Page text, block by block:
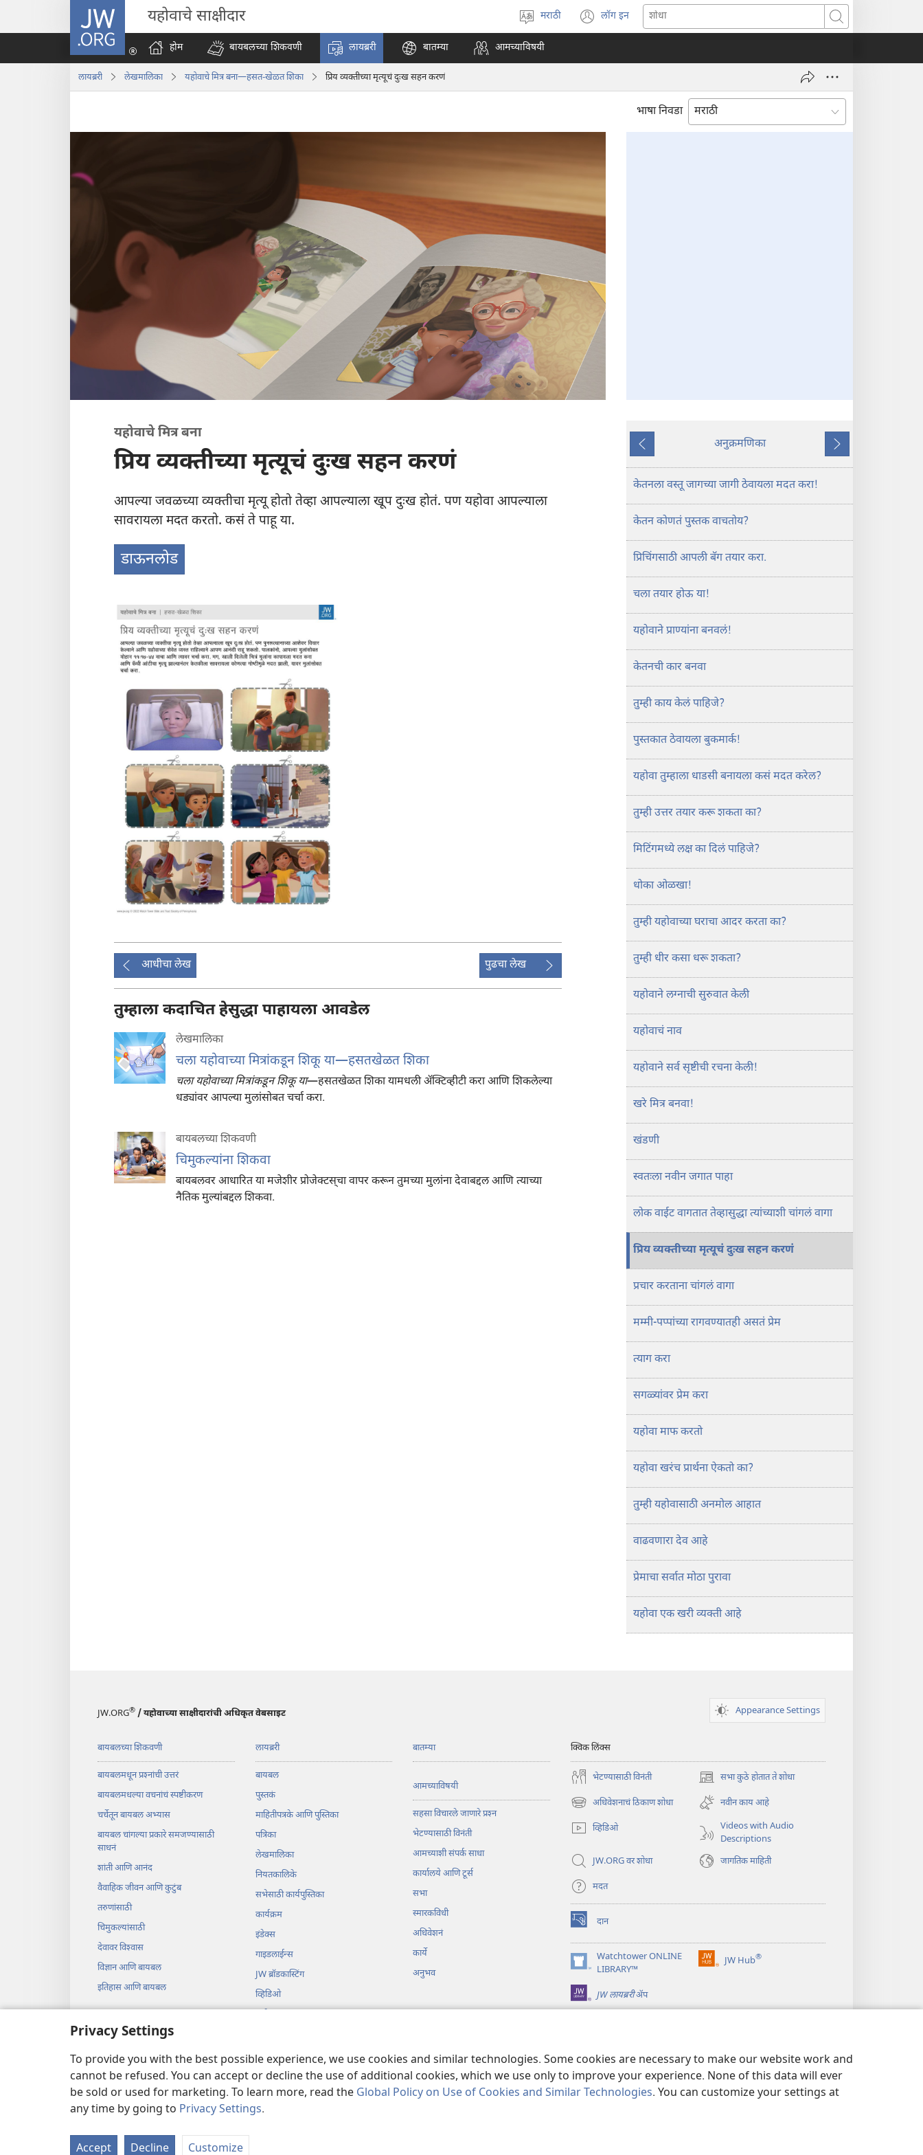
Privacy Settings
To provide you with the best possible experience, we use cookies and similar technologies. Some cookies are necessary to make our website work and
cannot be refused. You can accept or decline the use of additional cookies, which we use only to improve your experience. None of this data will ever
be sold or used for marketing. To learn more, read the Global Policy on Use of Cookies and Similar Technologies. You can customize your settings at
any time by going to Privacy Settings.
Accept Decline Customize
JW.ORG यहोवाचे साक्षीदार
निवडा
मराठी लॉग इन
(opens
new
शोधा
होम बायबलच्या शिकवणी लायब्ररी बातम्या आमच्याविषयी
लायब्ररी लेखमालिका यहोवाचे मित्र बना—हसत-खेळत शिका प्रिय व्यक्‍तीच्या मृत्यूचं दुःख सहन करणं
भाषा निवडा
यहोवाचे मित्र बना
प्रिय व्यक्‍तीच्या मृत्यूचं दुःख सहन करणं
आपल्या जवळच्या व्यक्‍तीचा मृत्यू होतो तेव्हा आपल्याला खूप दुःख होतं. पण यहोवा आपल्याला
सावरायला मदत करतो. कसं ते पाहू या.
डाऊनलोड
आधीचा लेख पुढचा लेख
तुम्हाला कदाचित हेसुद्धा पाहायला आवडेल
लेखमालिका
चला यहोवाच्या मित्रांकडून शिकू या​—हसतखेळत शिका
चला यहोवाच्या मित्रांकडून शिकू या—हसतखेळत शिका यामधली ॲक्टिव्हीटी करा आणि शिकलेल्या
धड्यांवर आपल्या मुलांसोबत चर्चा करा.
बायबलच्या शिकवणी
चिमुकल्यांना शिकवा
बायबलवर आधारित या मजेशीर प्रोजेक्टस्‌चा वापर करून तुमच्या मुलांना देवाबद्दल आणि त्याच्या
नैतिक मुल्यांबद्दल शिकवा.
आधीचा
लेख
अनुक्रमणिका
पुढचा
लेख
केतनला वस्तू जागच्या जागी ठेवायला मदत करा!
केतन कोणतं पुस्तक वाचतोय?
प्रिचिंगसाठी आपली बॅग तयार करा.
चला तयार होऊ या!
यहोवाने प्राण्यांना बनवलं!
केतनची कार बनवा
तुम्ही काय केलं पाहिजे?
पुस्तकात ठेवायला बुकमार्क!
यहोवा तुम्हाला धाडसी बनायला कसं मदत करेल?
तुम्ही उत्तर तयार करू शकता का?
मिटिंगमध्ये लक्ष का दिलं पाहिजे?
धोका ओळखा!
तुम्ही यहोवाच्या घराचा आदर करता का?
तुम्ही धीर कसा धरू शकता?
यहोवाने लग्नाची सुरुवात केली
यहोवाचं नाव
यहोवाने सर्व सृष्टीची रचना केली!
खरे मित्र बनवा!
खंडणी
स्वतःला नवीन जगात पाहा
लोक वाईट वागतात तेव्हासुद्धा त्यांच्याशी चांगलं वागा
प्रिय व्यक्‍तीच्या मृत्यूचं दुःख सहन करणं
प्रचार करताना चांगलं वागा
मम्मी-पप्पांच्या रागवण्यातही असतं प्रेम
त्याग करा
सगळ्यांवर प्रेम करा
यहोवा माफ करतो
यहोवा खरंच प्रार्थना ऐकतो का?
तुम्ही यहोवासाठी अनमोल आहात
वाढवणारा देव आहे
प्रेमाचा सर्वात मोठा पुरावा
यहोवा एक खरी व्यक्‍ती आहे
JW.ORG® / यहोवाच्या साक्षीदारांची अधिकृत वेबसाइट Appearance Settings
बायबलच्या शिकवणी
बायबलमधून प्रश्‍नांची उत्तरं
बायबलमधल्या वचनांचं स्पष्टीकरण
चर्चेतून बायबल अभ्यास
बायबल चांगल्या प्रकारे समजण्यासाठी
साधनं
शांती आणि आनंद
वैवाहिक जीवन आणि कुटुंब
तरुणांसाठी
चिमुकल्यांसाठी
देवावर विश्‍वास
विज्ञान आणि बायबल
इतिहास आणि बायबल
लायब्ररी
बायबल
पुस्तकं
माहितीपत्रके आणि पुस्तिका
पत्रिका
लेखमालिका
नियतकालिके
सभेसाठी कार्यपुस्तिका
कार्यक्रम
इंडेक्स
गाइडलाईन्स
JW ब्रॉडकास्टिंग
व्हिडिओ
बायबल अहवालांचे नाट्यवाचन
बातम्या
आमच्याविषयी
सहसा विचारले जाणारे प्रश्‍न
भेटण्यासाठी विनंती
आमच्याशी संपर्क साधा
कार्यालये आणि टूर्स
सभा
स्मारकविधी
अधिवेशनं
कार्ये
अनुभव
क्विक लिंक्स
भेटण्यासाठी विनंती सभा कुठे होतात ते शोधा
(opens
new
window)
अधिवेशनाचं ठिकाण शोधा
(opens
new
window)
नवीन काय आहे
व्हिडिओ
Videos with Audio
Descriptions
JW.ORG वर शोधा
जागतिक माहिती
मदत
दान
(opens
new
window)Watchtower ONLINE
LIBRARY™
(opens
new
window)
JW Hub®
(opens
JW लायब्ररीॲप
Copyright© 2026 Watch Tower Bible and Tract Society of Pennsylvania.